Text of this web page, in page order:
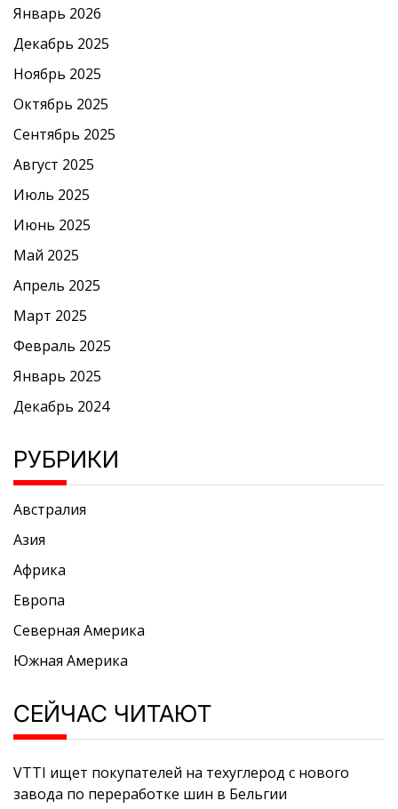
Январь 2026
Декабрь 2025
Ноябрь 2025
Октябрь 2025
Сентябрь 2025
Август 2025
Июль 2025
Июнь 2025
Май 2025
Апрель 2025
Март 2025
Февраль 2025
Январь 2025
Декабрь 2024
РУБРИКИ
Австралия
Азия
Африка
Европа
Северная Америка
Южная Америка
СЕЙЧАС ЧИТАЮТ
VTTI ищет покупателей на техуглерод с нового
завода по переработке шин в Бельгии